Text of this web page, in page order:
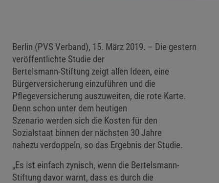
Berlin (PVS Verband), 15. März 2019. – Die gestern
veröffentlichte Studie der
Bertelsmann-Stiftung zeigt allen Ideen, eine
Bürgerversicherung einzuführen und die
Pflegeversicherung auszuweiten, die rote Karte.
Denn schon unter dem heutigen
Szenario werden sich die Kosten für den
Sozialstaat binnen der nächsten 30 Jahre
nahezu verdoppeln, so das Ergebnis der Studie.
„Es ist einfach zynisch, wenn die Bertelsmann-
Stiftung davor warnt, dass es durch die